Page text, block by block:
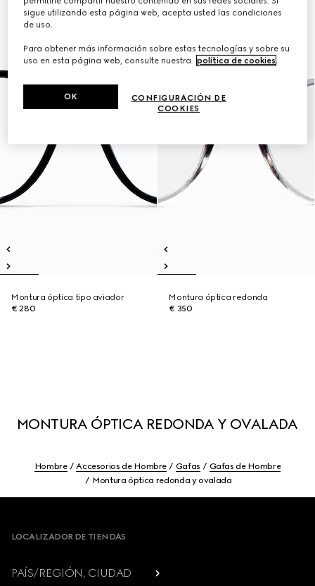
Montura óptica tipo aviador
€ 280
Montura óptica redonda
€ 350
MONTURA ÓPTICA REDONDA Y OVALADA
Hombre Accesorios de Hombre Gafas
Gafas de Hombre
Montura óptica redonda y ovalada
LOCALIZADOR DE TIENDAS
PAÍS/REGIÓN, CIUDAD
sigue utilizando esta página web, acepta usted las condiciones
de uso.
Para obtener más información sobre estas tecnologías y sobre su
uso en esta página web, consulte nuestra
política de cookies.
CONFIGURACIÓN DE
COOKIES
OK